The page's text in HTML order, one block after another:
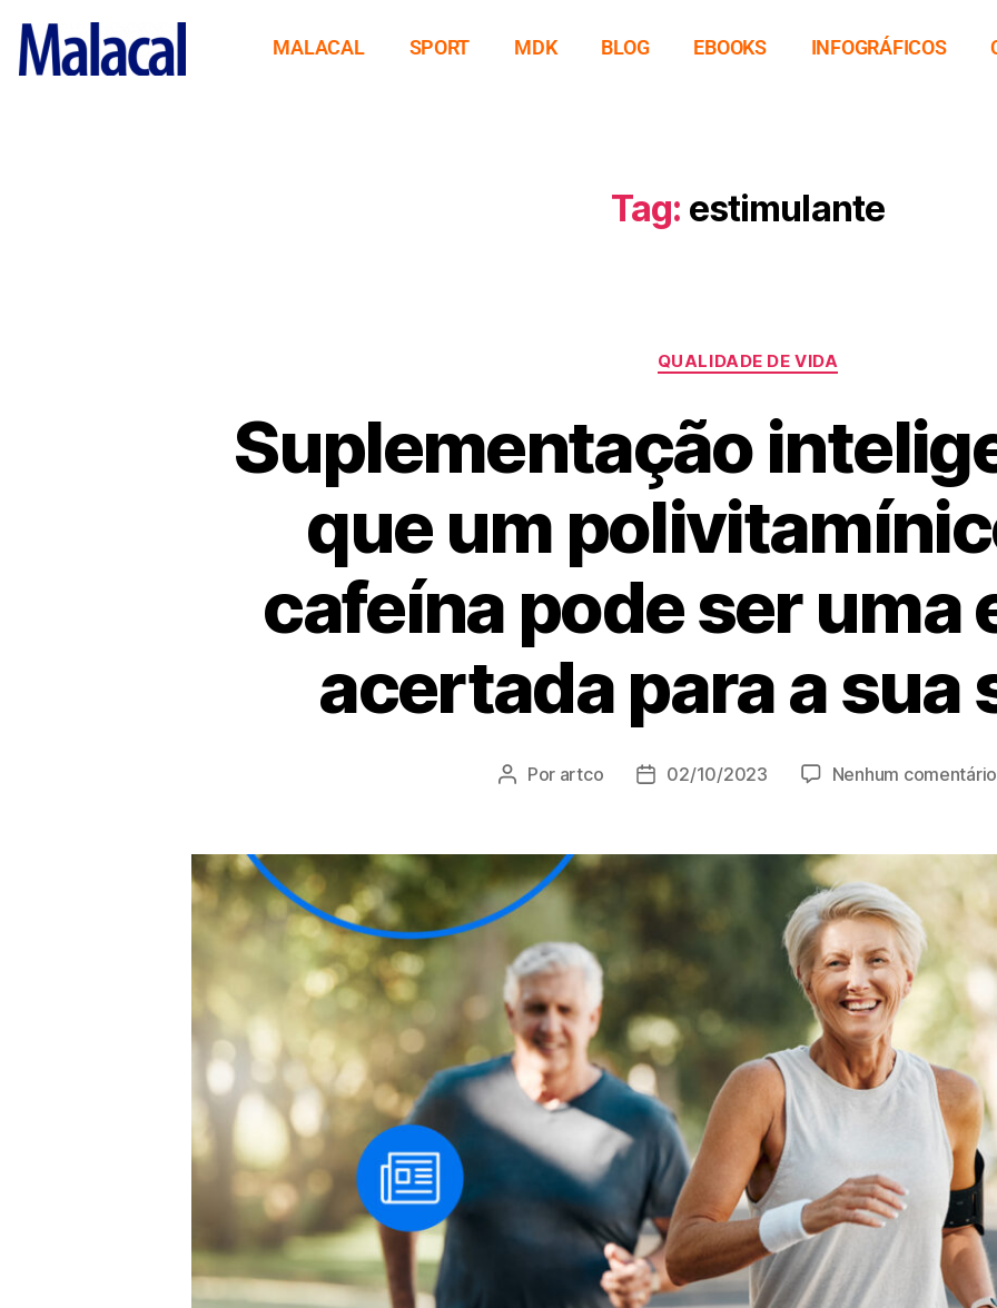
MALACAL SPORT MDK BLOG EBOOKS INFOGRÁFICOS
Tag: estimulante
QUALIDADE DE VIDA
Suplementação
que um
cafeína pode ser uma
acertada para a sua
Por artco 02/10/2023 Nenhum comentário